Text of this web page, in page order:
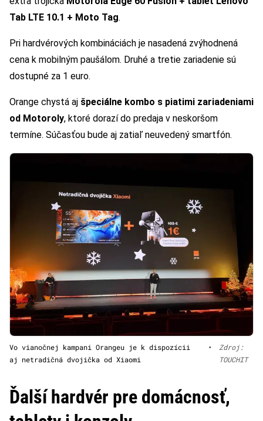
Tab LTE 10.1 + Moto Tag.
Pri hardvérových kombináciách je nasadená zvýhodnená
cena k mobilným paušálom. Druhé a tretie zariadenie sú
dostupné za 1 euro.
Orange chystá aj špeciálne kombo s piatimi zariadeniami
od Motoroly, ktoré dorazí do predaja v neskoršom
termíne. Súčasťou bude aj zatiaľ neuvedený smartfón.
Vo vianočnej kampani Orangeu je k dispozícii
aj netradičná dvojička od Xiaomi
•
Zdroj:
TOUCHIT
Ďalší hardvér pre domácnosť,